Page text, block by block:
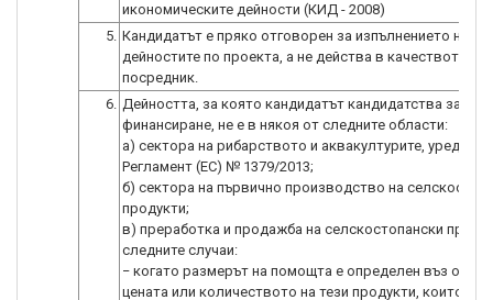
икономическите дейности (КИД - 2008)
5. Кандидатът е пряко отговорен за изпълнението на
дейностите по проекта, а не действа в качеството на
посредник.
6. Дейността, за която кандидатът кандидатства за
финансиране, не е в някоя от следните области:
а) сектора на рибарството и аквакултурите, уредени с
Регламент (ЕС) № 1379/2013;
б) сектора на първично производство на
продукти;
в) преработка и продажба на селскостопански
следните случаи:
− когато размерът на помощта е определен въз
цената или количеството на тези продукти, които се